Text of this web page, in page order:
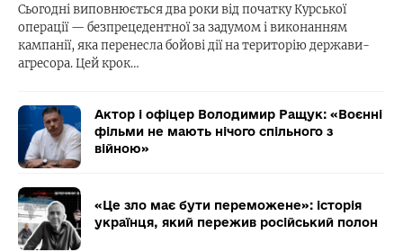
Сьогодні виповнюється два роки від початку Курської
операції — безпрецедентної за задумом і виконанням
кампанії, яка перенесла бойові дії на територію держави-
агресора. Цей крок…
Актор і офіцер Володимир Ращук: «Воєнні
фільми не мають нічого спільного з
війною»
«Це зло має бути переможене»: історія
українця, який пережив російський полон